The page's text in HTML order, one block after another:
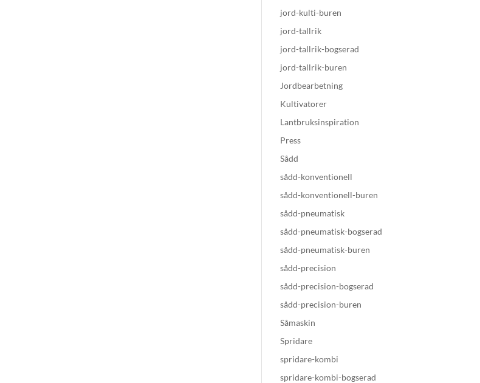
jord-kulti-buren
jord-tallrik
jord-tallrik-bogserad
jord-tallrik-buren
Jordbearbetning
Kultivatorer
Lantbruksinspiration
Press
Sådd
sådd-konventionell
sådd-konventionell-buren
sådd-pneumatisk
sådd-pneumatisk-bogserad
sådd-pneumatisk-buren
sådd-precision
sådd-precision-bogserad
sådd-precision-buren
Såmaskin
Spridare
spridare-kombi
spridare-kombi-bogserad